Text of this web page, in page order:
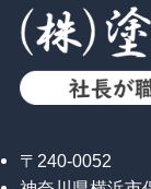
〒240-0052